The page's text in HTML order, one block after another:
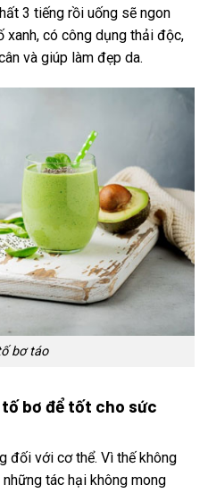
3 tiếng rồi uống sẽ ngon
xanh, có công dụng thải độc,
và giúp làm đẹp da.
bơ táo
bơ để tốt cho sức
đối với cơ thể. Vì thế không
tác hại không mong